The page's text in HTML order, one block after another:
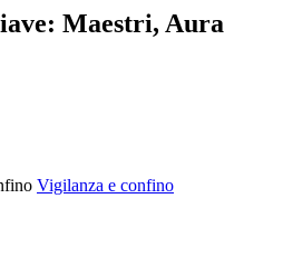
Maestri, Aura
Vigilanza e confino